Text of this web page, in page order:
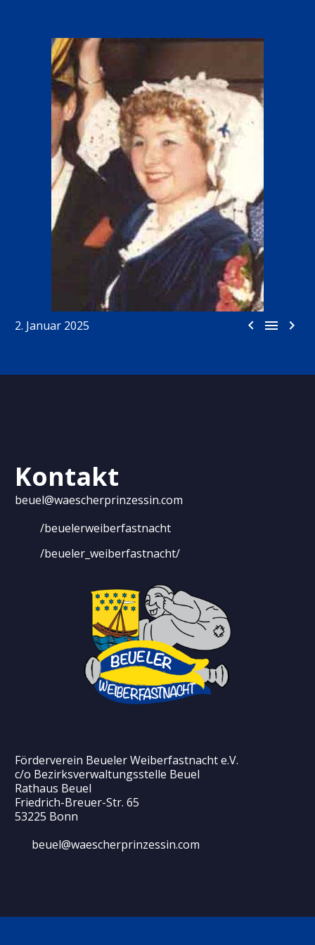
  
2. Januar 2025
Kontakt
beuel@waescherprinzessin.com
/beuelerweiberfastnacht
/beueler_weiberfastnacht/
Förderverein Beueler Weiberfastnacht e.V.
c/o Bezirksverwaltungsstelle Beuel
Rathaus Beuel
Friedrich-Breuer-Str. 65
53225 Bonn
beuel@waescherprinzessin.com